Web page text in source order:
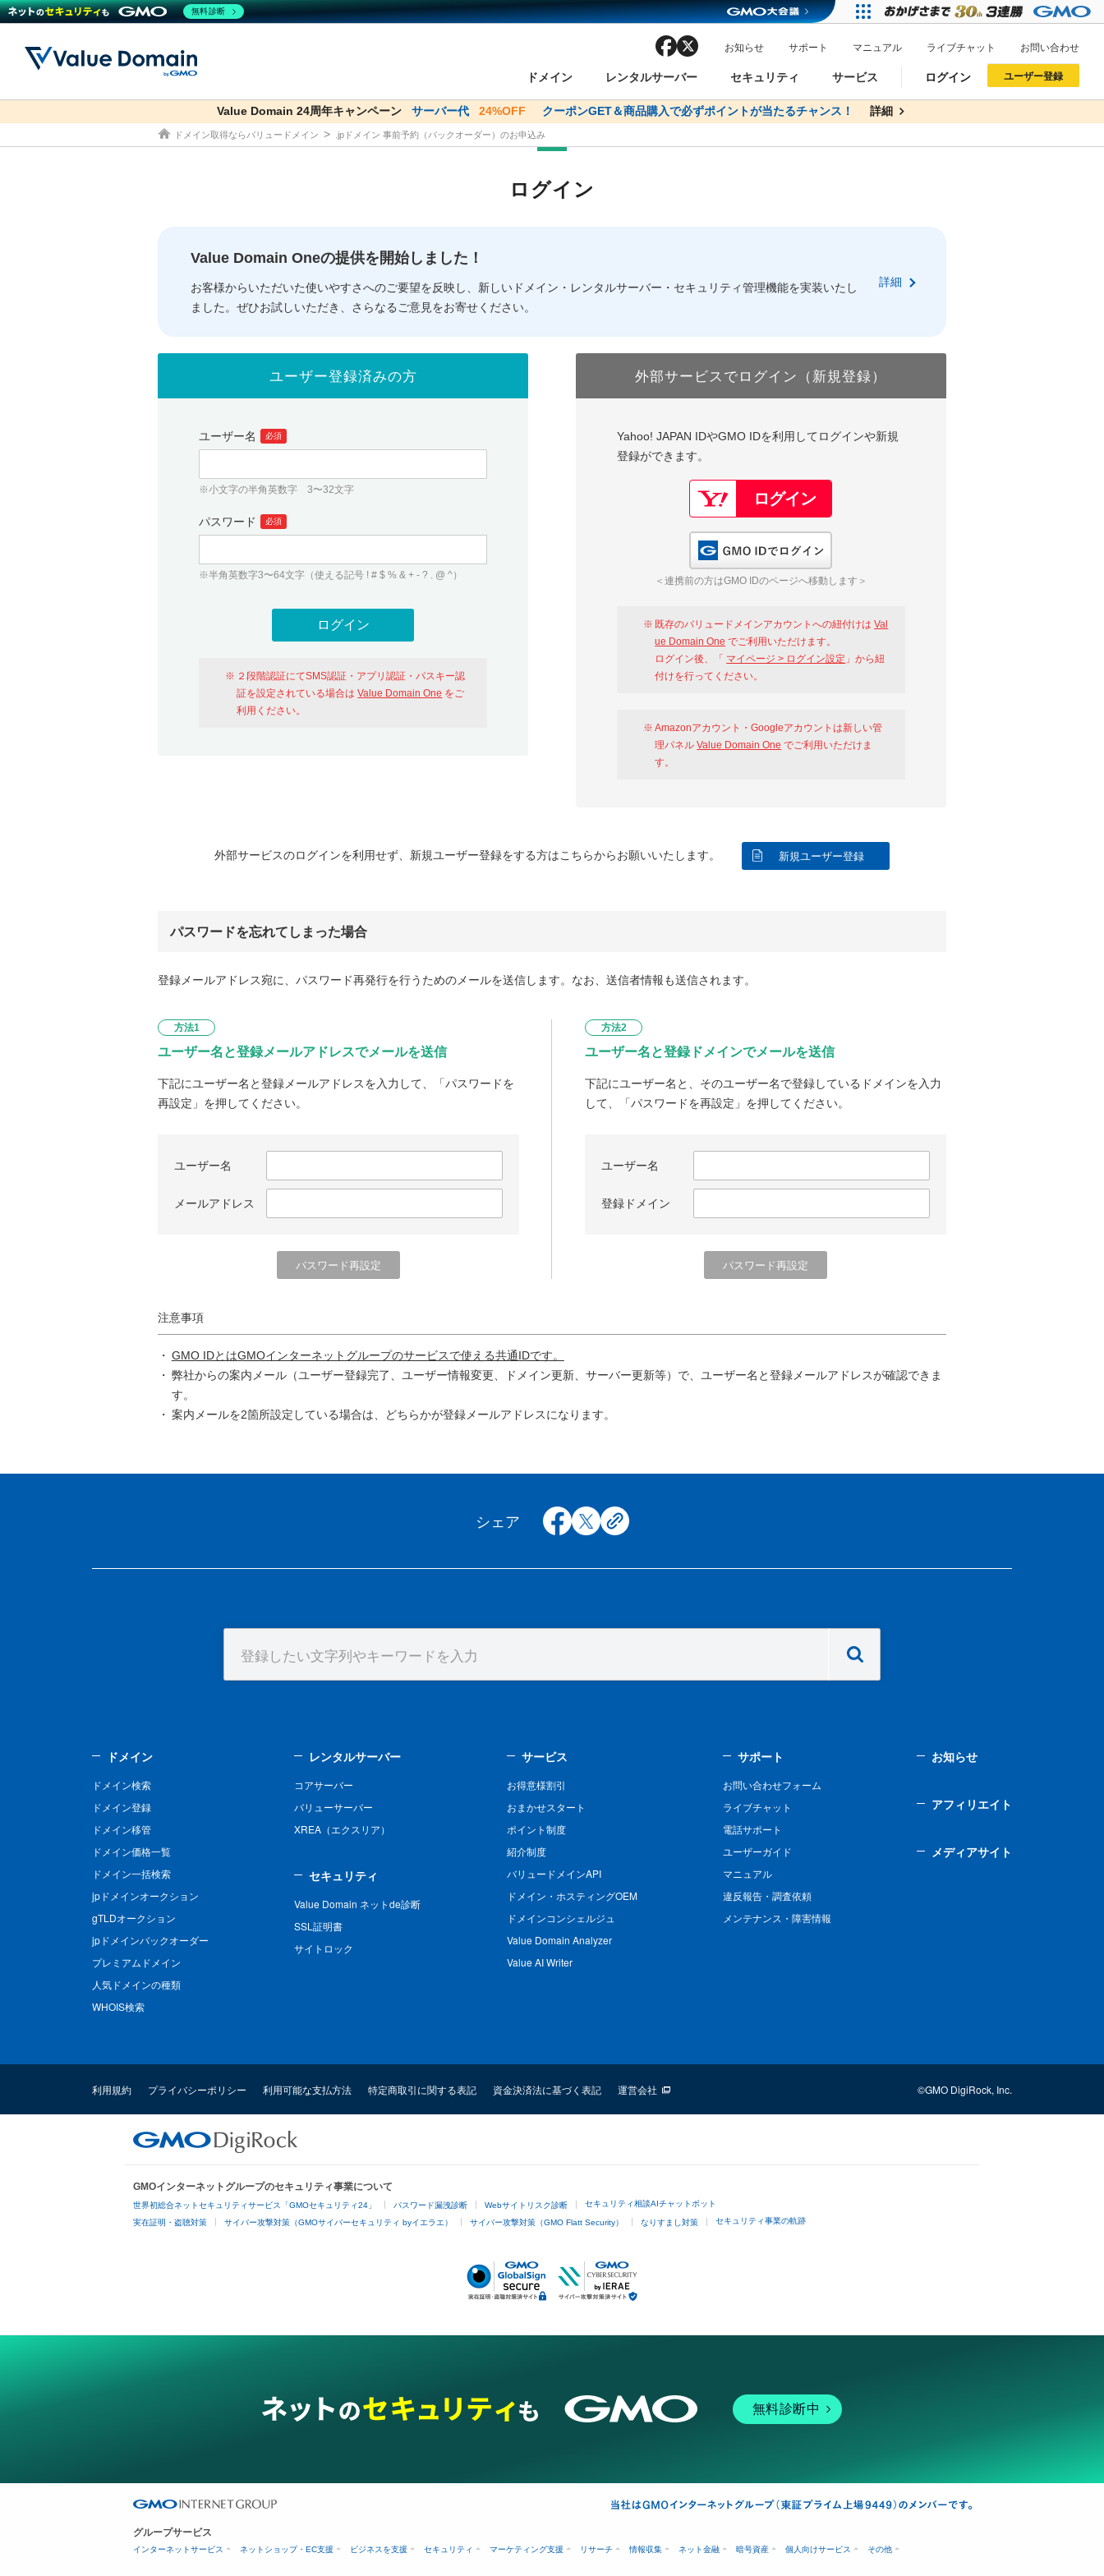
ドメイン
ドメイン ドメイン検索
ドメイン一括検索
人気ドメインの種類 WHOIS検索
レンタルサーバー
レンタルサーバー コアサーバー
セキュリティ
セキュリティ Value Domain ネットde診断
サービス
サービス お得意様割引
バリュードメインAPI
facebook お知らせ サポート マニュアル ライブチャット お問い合わせ
ログイン
従来のバリュードメインをご利用希望の方 おすすめ One レンタルサーバーを含む最新の機能を使う方
以下でもログイン可能
ユーザー登録
従来のバリュードメインをご利用希望の方 おすすめ One レンタルサーバーを含む最新の機能を使う方
以下でも登録可能
Value Domain 24周年キャンペーン サーバー代 24%OFF クーポンGET＆商品購入で必ずポイントが当たるチャンス！ 詳細
co.jpドメイン✕コアサーバーV2ビジネス応援キャンペーン サーバー料金1年間無料 詳細
ドメイン取得ならバリュードメイン .jpドメイン 事前予約（バックオーダー）のお申込み
ログイン
Value Domain Oneの提供を開始しました！
お客様からいただいた使いやすさへのご要望を反映し、新しいドメイン・レンタルサーバー・セキュリティ管理機能を実装いたし
ました。ぜひお試しいただき、さらなるご意見をお寄せください。
詳細
ユーザー登録済みの方
ユーザー名 必須
※小文字の半角英数字 3〜32文字
パスワード 必須
※半角英数字3〜64文字（使える記号 ! # $ % & + - ? . @ ^）
２段階認証にてSMS認証・アプリ認証・パスキー認
証を設定されている場合はValue Domain One をご
利用ください。
外部サービスでログイン（新規登録）
Yahoo! JAPAN IDやGMO IDを利用してログインや新規
登録ができます。
＜連携前の方はGMO IDのページへ移動します＞
既存のバリュードメインアカウントへの紐付けはVal
ue Domain One でご利用いただけます。
ログイン後、「 マイページ > ログイン設定 」から紐
付けを行ってください。
Amazonアカウント・Googleアカウントは新しい管
理パネルValue Domain One でご利用いただけま
す。
外部サービスのログインを利用せず、新規ユーザー登録をする方はこちらからお願いいたします。 新規ユーザー登録
パスワードを忘れてしまった場合
登録メールアドレス宛に、パスワード再発行を行うためのメールを送信します。なお、送信者情報も送信されます。
方法1
ユーザー名と登録メールアドレスでメールを送信
下記にユーザー名と登録メールアドレスを入力して、「パスワードを
再設定」を押してください。
ユーザー名
メールアドレス
方法2
ユーザー名と登録ドメインでメールを送信
下記にユーザー名と、そのユーザー名で登録しているドメインを入力
して、「パスワードを再設定」を押してください。
ユーザー名
登録ドメイン
注意事項
GMO IDとはGMOインターネットグループのサービスで使える共通IDです。
弊社からの案内メール（ユーザー登録完了、ユーザー情報変更、ドメイン更新、サーバー更新等）で、ユーザー名と登録メールアドレスが確認できま
す。
案内メールを2箇所設定している場合は、どちらかが登録メールアドレスになります。
シェア facebook
x copy
ドメイン
ドメイン検索
ドメイン登録
ドメイン移管
ドメイン価格一覧
ドメイン一括検索
jpドメインオークション
gTLDオークション
jpドメインバックオーダー
プレミアムドメイン
人気ドメインの種類
WHOIS検索
レンタルサーバー
コアサーバー
バリューサーバー
XREA（エクスリア）
セキュリティ
Value Domain ネットde診断
SSL証明書
サイトロック
サービス
お得意様割引
おまかせスタート
ポイント制度
紹介制度
バリュードメインAPI
ドメイン・ホスティングOEM
ドメインコンシェルジュ
Value Domain Analyzer
Value AI Writer
サポート
お問い合わせフォーム
ライブチャット
電話サポート
ユーザーガイド
マニュアル
違反報告・調査依頼
メンテナンス・障害情報
お知らせ
アフィリエイト
メディアサイト
利用規約 プライバシーポリシー 利用可能な支払方法 特定商取引に関する表記 資金決済法に基づく表記 運営会社 ©GMO DigiRock, Inc.
GMOインターネットグループのセキュリティ事業について
世界初総合ネットセキュリティサービス「GMOセキュリティ24」 パスワード漏洩診断 Webサイトリスク診断 セキュリティ相談AIチャットボット
実在証明・盗聴対策 サイバー攻撃対策（GMOサイバーセキュリティ byイエラエ） サイバー攻撃対策（GMO Flatt Security） なりすまし対策 セキュリティ事業の軌跡
無料診断中
グループサービス
インターネットサービス ネットショップ・EC支援 ビジネスを支援 セキュリティ マーケティング支援 リサーチ 情報収集 ネット金融 暗号資産 個人向けサービス その他
無料診断